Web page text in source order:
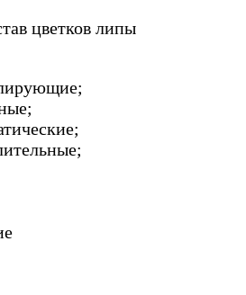
цветков липы